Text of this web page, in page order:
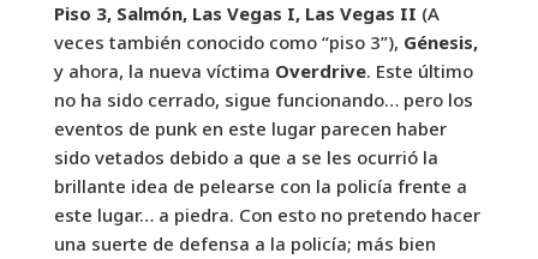
Piso 3, Salmón, Las Vegas I, Las Vegas II (A
veces también conocido como “piso 3”), Génesis,
y ahora, la nueva víctima Overdrive. Este último
no ha sido cerrado, sigue funcionando… pero los
eventos de punk en este lugar parecen haber
sido vetados debido a que a se les ocurrió la
brillante idea de pelearse con la policía frente a
este lugar… a piedra. Con esto no pretendo hacer
una suerte de defensa a la policía; más bien